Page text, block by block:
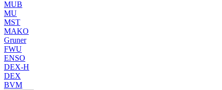
MUB
MU
MST
MAKO
Gruner
FWU
ENSO
DEX-H
DEX
BVM